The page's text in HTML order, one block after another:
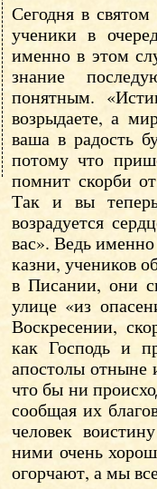
Сегодня в
ученики в
именно в этом
знание
понятным.
возрыдаете, а
ваша в радость
потому что
помнит скорби
Так и вы
возрадуется
вас». Ведь
казни, учеников
в Писании, они
улице «из
Воскресении,
как Господь и
апостолы отныне
что бы ни
сообщая их
человек
ними очень
огорчают, а мы